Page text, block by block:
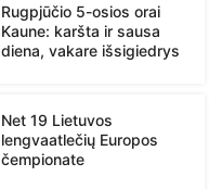
Rugpjūčio 5-osios orai
Kaune: karšta ir sausa
diena, vakare išsigiedrys
Net 19 Lietuvos
lengvaatlečių Europos
čempionate